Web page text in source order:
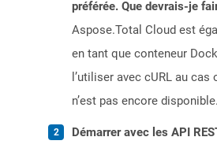
préférée. Que devrais-je
Aspose.Total Cloud est
en tant que conteneur
l’utiliser avec cURL au cas
n’est pas encore disponible.
Démarrer avec les API